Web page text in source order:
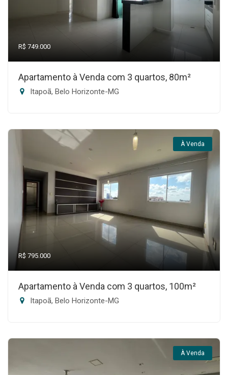
R$ 749.000
Apartamento à Venda com 3 quartos, 80m²
Itapoã, Belo Horizonte-MG
À Venda
R$ 795.000
Apartamento à Venda com 3 quartos, 100m²
Itapoã, Belo Horizonte-MG
À Venda